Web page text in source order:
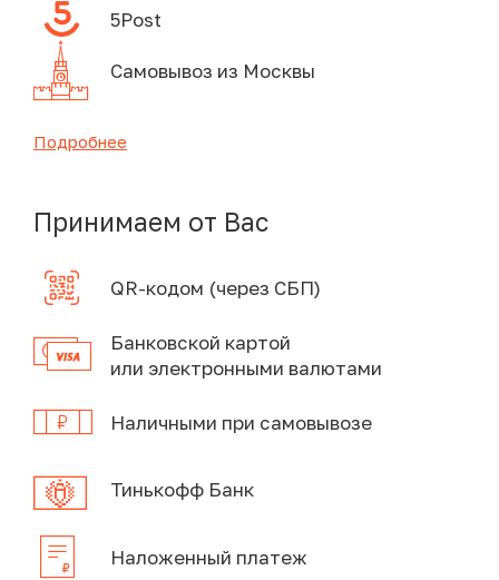
5Post
Самовывоз из Москвы
Подробнее
Принимаем от Вас
QR-кодом (через СБП)
Банковской картой
или электронными валютами
Наличными при самовывозе
Тинькофф Банк
Наложенный платеж